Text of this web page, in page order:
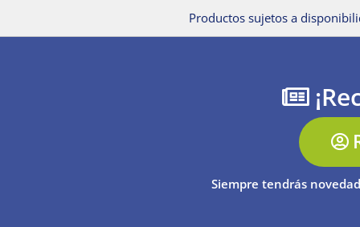
Productos sujetos a
Siempre tendrás